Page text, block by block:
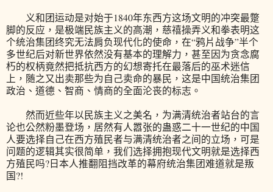
义和团运动是对始于1840年东西方这场文明的冲突最蹩
脚的反应，是极端民族主义的高潮，慈禧操弄义和拳表明这
个统治集团终究无法肩负现代化的使命，在“鸦片战争”半个
多世纪后对新世界依然没有基本的理解力，甚至因为贪念腐
朽的权柄竟然把抵抗西方的幻想寄托在最落后的巫术迷信
上，随之又出卖那些为自己卖命的暴民，这是中国统治集团
政治、道德、智商、情商的全面沦丧的标志。
然而近些年以民族主义之美名，为满清统治者站台的言
论也公然粉墨登场，居然有人嚣张的蛊惑二十一世纪的中国
人要选择自己在西方殖民者与满清统治者之间的立场，可是
问题的逻辑其实很简单，我们选择拥抱现代文明就是选择西
方殖民吗?日本人推翻阻挡改革的幕府统治集团难道就是叛
国?!